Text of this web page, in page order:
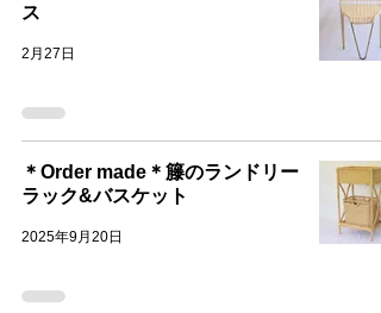
ス
2月27日
＊Order made＊籐のランドリー
ラック&バスケット
2025年9月20日